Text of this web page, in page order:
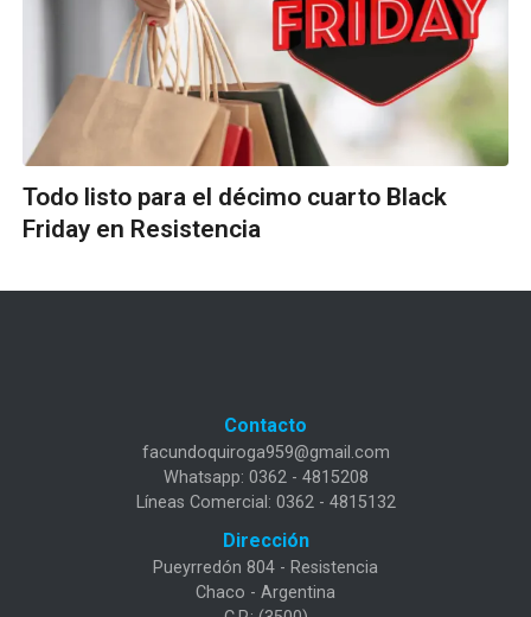
Todo listo para el décimo cuarto Black
Friday en Resistencia
Contacto
facundoquiroga959@gmail.com
Whatsapp: 0362 - 4815208
Líneas Comercial: 0362 - 4815132
Dirección
Pueyrredón 804 - Resistencia
Chaco - Argentina